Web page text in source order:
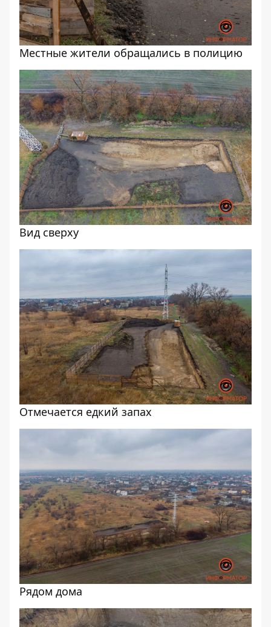
Местные жители обращались в полицию
Вид сверху
Отмечается едкий запах
Рядом дома